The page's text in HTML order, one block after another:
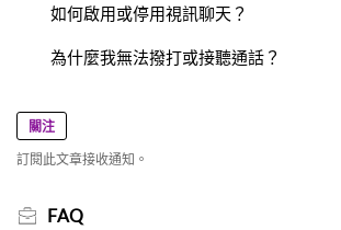
如何啟用或停用視訊聊天？
為什麼我無法撥打或接聽通話？
關注
訂閱此文章接收通知。
FAQ